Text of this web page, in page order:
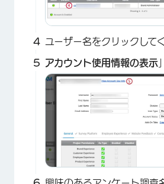
ユーザー名をクリックして
アカウント使用情報の表示